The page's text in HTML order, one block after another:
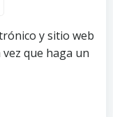
y sitio web
que haga un